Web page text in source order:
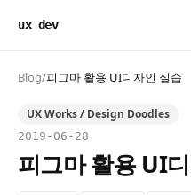
ux dev
Blog/피그마 활용 UI디자인 실습
UX Works / Design Doodles
2019-06-28
피그마 활용 UI